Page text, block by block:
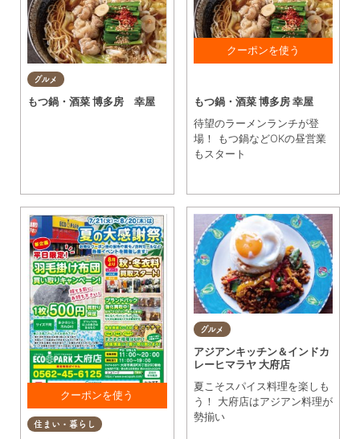
グルメ
もつ鍋・酒菜 博多房 幸屋
※1枚に付き1グループ利用
OK
もつ鍋・酒菜 博多房 幸屋
待望のラーメンランチが登
場！ もつ鍋などOKの昼営業
もスタート
査定後に提示で買取額
20%アップ ※出張は除く※
住まい・暮らし
グルメ
アジアンキッチン＆インドカ
レーヒマラヤ 大府店
夏こそスパイス料理を楽しも
う！ 大府店はアジアン料理が
勢揃い